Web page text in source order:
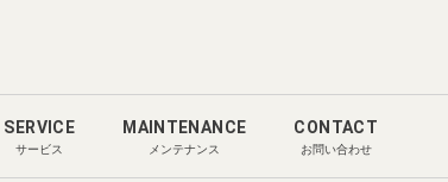
SERVICE
サービス
MAINTENANCE
メンテナンス
CONTACT
お問い合わせ